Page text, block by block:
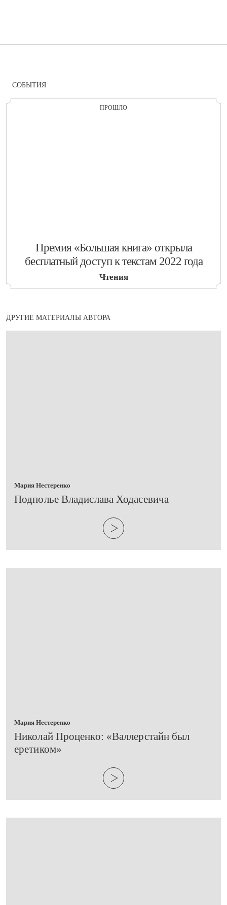
СОБЫТИЯ
ПРОШЛО
​Премия «Большая книга» открыла
бесплатный доступ к текстам 2022 года
Чтения
ДРУГИЕ МАТЕРИАЛЫ АВТОРА
Мария Нестеренко
​Подполье Владислава Ходасевича
Мария Нестеренко
​Николай Проценко: «Валлерстайн был
еретиком»